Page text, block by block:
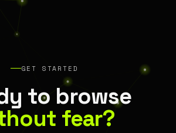
GET STARTED
to browse
fear?